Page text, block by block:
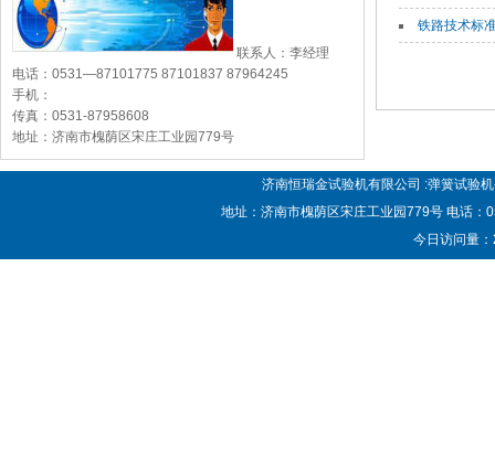
联系人：李经理
电话：0531—87101775 87101837 87964245
手机：
传真：0531-87958608
地址：济南市槐荫区宋庄工业园779号
铁路技术标
济南恒瑞金试验机有限公司 :弹簧试验
地址：济南市槐荫区宋庄工业园779号 电话
今日访问量：